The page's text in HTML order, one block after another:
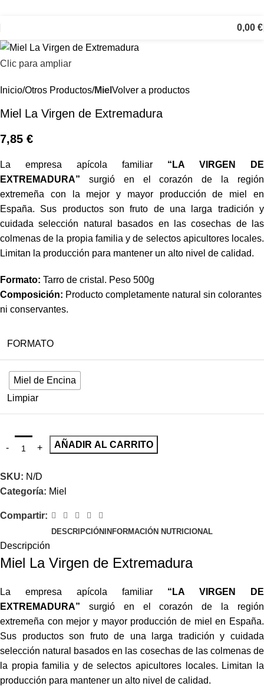
0,00 €
Clic para ampliar
Inicio Otros Productos Miel Volver a productos
Miel La Virgen de Extremadura
7,85 €
La empresa apícola familiar “LA VIRGEN DE
EXTREMADURA” surgió en el corazón de la región
extremeña con la mejor y mayor producción de miel en
España. Sus productos son fruto de una larga tradición y
cuidada selección natural basados en las cosechas de las
colmenas de la propia familia y de selectos apicultores locales.
Limitan la producción para mantener un alto nivel de calidad.
Formato: Tarro de cristal. Peso 500g
Composición: Producto completamente natural sin colorantes
ni conservantes.
FORMATO
Miel de Encina
Limpiar
AÑADIR AL CARRITO
SKU: N/D
Categoría: Miel
Compartir:
DESCRIPCIÓNINFORMACIÓN NUTRICIONAL
Descripción
Miel La Virgen de Extremadura
La empresa apícola familiar “LA VIRGEN DE
EXTREMADURA” surgió en el corazón de la región
extremeña con mejor y mayor producción de miel en España.
Sus productos son fruto de una larga tradición y cuidada
selección natural basados en las cosechas de las colmenas de
la propia familia y de selectos apicultores locales. Limitan la
producción para mantener un alto nivel de calidad.